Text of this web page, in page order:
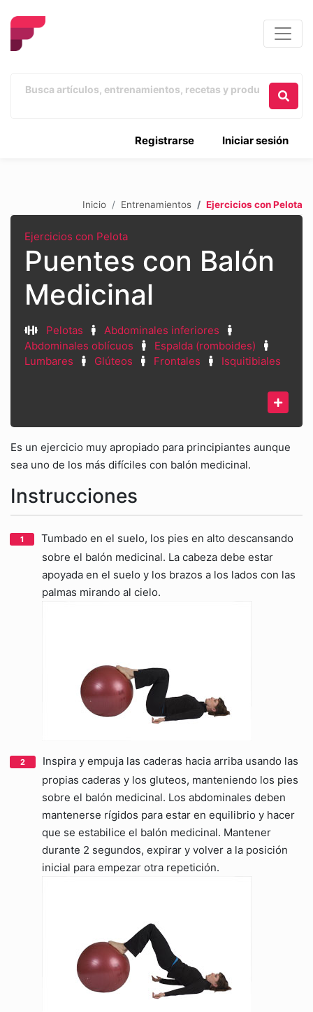
Iniciar sesión
Registrarse
Inicio Entrenamientos Ejercicios con Pelota
Ejercicios con Pelota
Puentes con Balón
Medicinal
Pelotas
Abdominales inferiores
Abdominales oblícuos
Espalda (romboides)
Lumbares
Glúteos Frontales Isquitibiales
Es un ejercicio muy apropiado para principiantes aunque
sea uno de los más difíciles con balón medicinal.
Instrucciones
Tumbado en el suelo, los pies en alto descansando
sobre el balón medicinal. La cabeza debe estar
apoyada en el suelo y los brazos a los lados con las
palmas mirando al cielo.
Inspira y empuja las caderas hacia arriba usando las
propias caderas y los gluteos, manteniendo los pies
sobre el balón medicinal. Los abdominales deben
mantenerse rígidos para estar en equilibrio y hacer
que se estabilice el balón medicinal. Mantener
durante 2 segundos, expirar y volver a la posición
inicial para empezar otra repetición.